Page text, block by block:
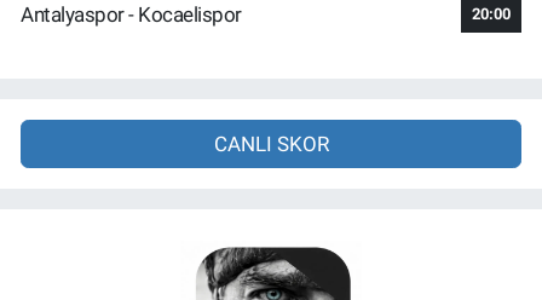
Antalyaspor - Kocaelispor 20:00
CANLI SKOR